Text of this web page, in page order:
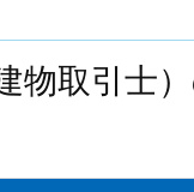
物取引士